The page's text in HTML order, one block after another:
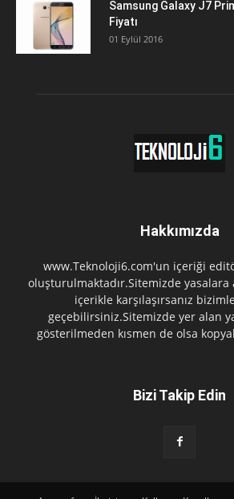
Samsung Galaxy J7
Fiyatı
01 Eylül 2016
Hakkımızda
www.Teknoloji6.com'un içeriği
oluşturulmaktadır.Sitemizde yasalara
içerikle karşılaşırsanız
geçebilirsiniz.Sitemizde yer alan
gösterilmeden kısmen de olsa
Bizi Takip Edin